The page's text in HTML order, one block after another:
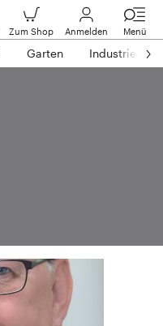
Zum Shop Anmelden Menü
Garten Industrie